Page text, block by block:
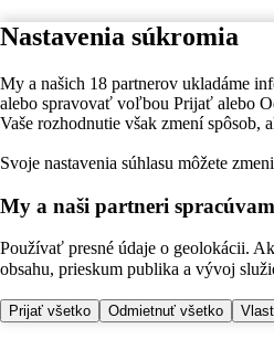
Nastavenia súkromia
My a našich 18 partnerov ukladáme
alebo spravovať voľbou Prijať alebo
Vaše rozhodnutie však zmení spôsob,
Svoje nastavenia súhlasu môžete
My a naši partneri
Používať presné údaje o geolokácii.
obsahu, prieskum publika a vývoj
Prijať všetko Odmietnuť všetko